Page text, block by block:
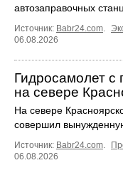
автозаправочных
Источник: Babr24.com.
06.08.2026
Гидросамолет с
на севере
На севере
совершил
Источник: Babr24.com.
06.08.2026